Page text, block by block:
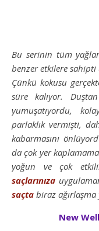
Bu serinin tüm
benzer etkilere
Çünkü kokusu
süre kalıyor.
yumuşatıyordu,
parlaklık vermişti,
kabarmasını
da çok yer
yoğun ve çok
saçlarınıza
saçta biraz
New